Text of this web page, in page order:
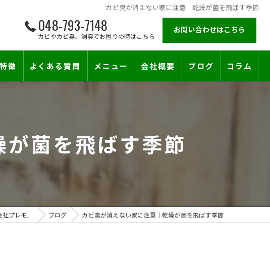
カビ臭が消えない家に注意｜乾燥が菌を飛ばす季節
048-793-7148
カビやカビ臭、消臭でお困りの時はこちら
お問い合わせはこちら
レームに終止符を。賃貸オーナー様が最後に頼る専門工事
徴
カビ
消臭
よくある質問 メニュー 会社概要 ブログ コラム
菌を飛ばす季節
プレモ」 ブログ カビ臭が消えない家に注意｜乾燥が菌を飛ばす季節